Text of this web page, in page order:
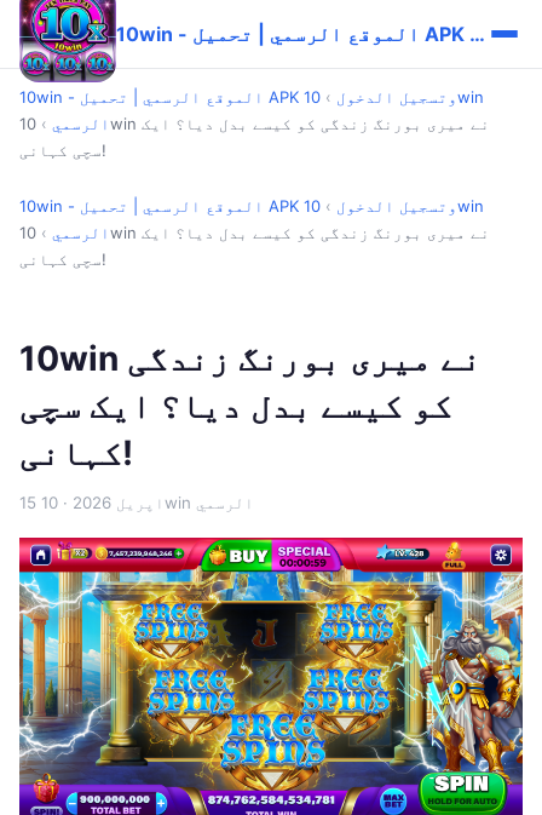
10win - الموقع الرسمي | تحميل APK وتسجيل الدخول
10win - الموقع الرسمي | تحميل APK وتسجيل الدخول ›
10win
الرسمي › 10win نے میری بورنگ زندگی کو کیسے بدل دیا؟ ایک
سچی کہانی!
10win - الموقع الرسمي | تحميل APK وتسجيل الدخول ›
10win
الرسمي › 10win نے میری بورنگ زندگی کو کیسے بدل دیا؟ ایک
سچی کہانی!
10win نے میری بورنگ زندگی
کو کیسے بدل دیا؟ ایک سچی
کہانی!
15 اپریل 2026 · 10win الرسمي